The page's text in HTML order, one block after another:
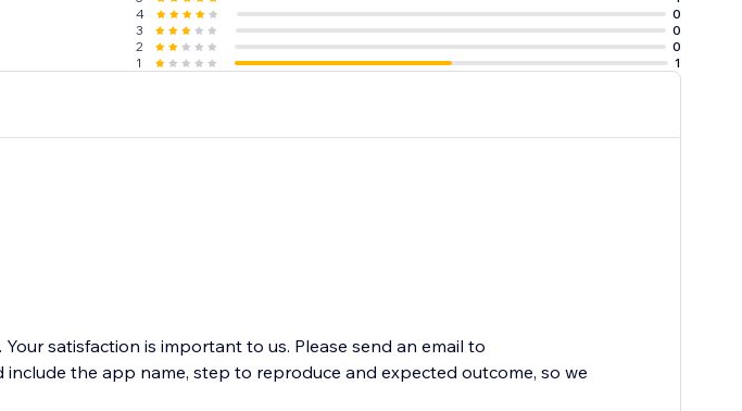
4
0
3
0
2
0
1
1
satisfaction is important to us. Please send an email to
include the app name, step to reproduce and expected outcome, so we